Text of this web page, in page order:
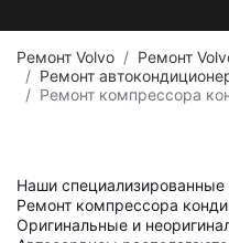
Ремонт Volvo
Ремонт
Ремонт
Ремонт компрессора
Наши специализированные
Ремонт компрессора
Оригинальные и